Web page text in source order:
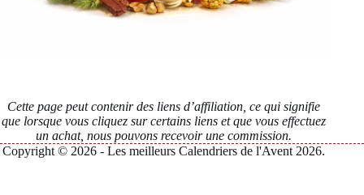
Cette page peut contenir des liens d’affiliation, ce qui signifie
que lorsque vous cliquez sur certains liens et que vous effectuez
un achat, nous pouvons recevoir une commission.
Copyright © 2026 - Les meilleurs Calendriers de l'Avent 2026.